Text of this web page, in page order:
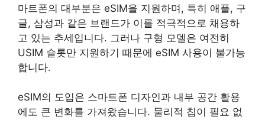
마트폰의 대부분은 eSIM을 지원하며, 특히 애플, 구
글, 삼성과 같은 브랜드가 이를 적극적으로 채용하
고 있는 추세입니다. 그러나 구형 모델은 여전히
USIM 슬롯만 지원하기 때문에 eSIM 사용이 불가능
합니다.
eSIM의 도입은 스마트폰 디자인과 내부 공간 활용
에도 큰 변화를 가져왔습니다. 물리적 칩이 필요 없